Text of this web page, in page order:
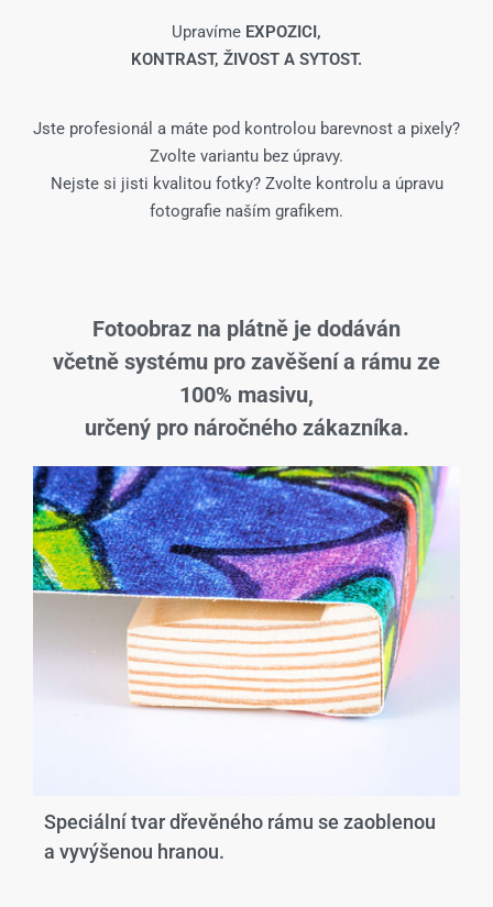
Upravíme EXPOZICI,
KONTRAST, ŽIVOST A SYTOST.
Jste profesionál a máte pod kontrolou barevnost a pixely?
Zvolte variantu bez úpravy.
Nejste si jisti kvalitou fotky? Zvolte kontrolu a úpravu
fotografie naším grafikem.
Fotoobraz na plátně je dodáván
včetně systému pro zavěšení a rámu ze
100% masivu,
určený pro náročného zákazníka.
Speciální tvar dřevěného rámu se zaoblenou
a vyvýšenou hranou.​